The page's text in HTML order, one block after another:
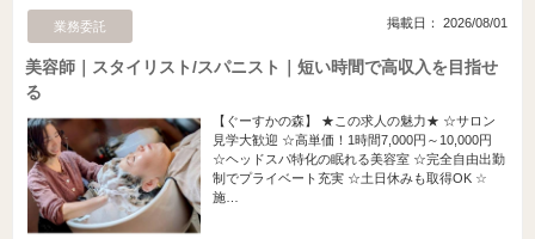
業務委託 掲載日： 2026/08/01
美容師｜スタイリスト/スパニスト｜短い時間で高収入を目指せ
る
【ぐーすかの森】 ★この求人の魅力★ ☆サロン
見学大歓迎 ☆高単価！1時間7,000円～10,000円
☆ヘッドスパ特化の眠れる美容室 ☆完全自由出勤
制でプライベート充実 ☆土日休みも取得OK ☆
施…